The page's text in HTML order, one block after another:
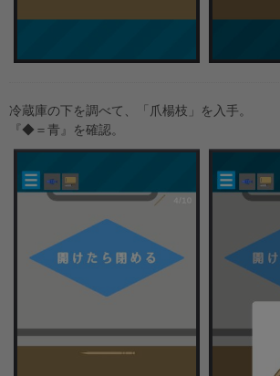
冷蔵庫の下を調べて、「爪楊枝」を入手。
『◆＝青』を確認。